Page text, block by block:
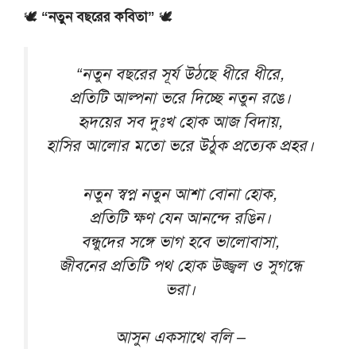
🕊️ “নতুন বছরের কবিতা” 🕊️
“নতুন বছরের সূর্য উঠছে ধীরে ধীরে,
প্রতিটি আল্পনা ভরে দিচ্ছে নতুন রঙে।
হৃদয়ের সব দুঃখ হোক আজ বিদায়,
হাসির আলোর মতো ভরে উঠুক প্রত্যেক প্রহর।
নতুন স্বপ্ন নতুন আশা বোনা হোক,
প্রতিটি ক্ষণ যেন আনন্দে রঙিন।
বন্ধুদের সঙ্গে ভাগ হবে ভালোবাসা,
জীবনের প্রতিটি পথ হোক উজ্জ্বল ও সুগন্ধে
ভরা।
আসুন একসাথে বলি –